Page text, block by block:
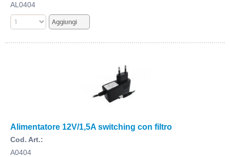
AL0404
Alimentatore 12V/1,5A switching con filtro
Cod. Art.:
A0404